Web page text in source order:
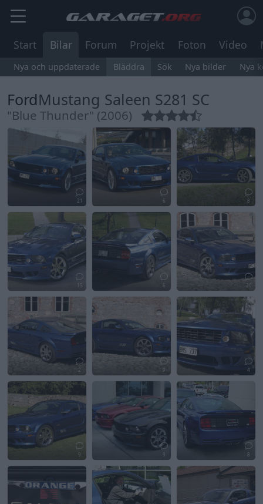
Start Bilar Forum Projekt Foton Video
Nya och uppdaterade Bläddra Sök Nya bilder Nya
FordMustang Saleen S281 SC
"Blue Thunder" (2006)
21 6 8
15 6 20
2 9 4
9 9 8